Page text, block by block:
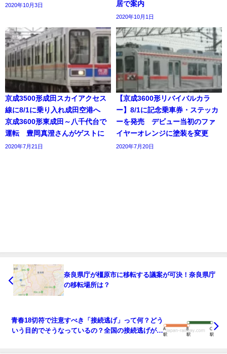
2020年10月3日 居で案内
2020年10月1日
京成3500形成田スカイアクセス
線に8/1に乗り入れ成田空港へ
京成3600形東成田～八千代台で
運転 豊岡真澄さんがゲストに
2020年7月21日
【京成3600形リバイバルカラ
ー】8/1に記念乗車券・ステッカ
ーを発売 デビュー当初のファ
イヤーオレンジに塗装を変更
2020年7月20日
奈良県庁が橿原市に移転する議案が可決！奈良県庁
の移転場所は？
青春18切符で注意すべき「接続逃げ」って何？どう
いう目的でそうなっているの？全国の接続逃げがさ